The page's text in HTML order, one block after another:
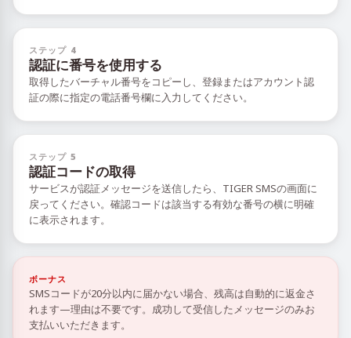
ステップ 4
認証に番号を使用する
取得したバーチャル番号をコピーし、登録またはアカウント認
証の際に指定の電話番号欄に入力してください。
ステップ 5
認証コードの取得
サービスが認証メッセージを送信したら、TIGER SMSの画面に
戻ってください。確認コードは該当する有効な番号の横に明確
に表示されます。
ボーナス
SMSコードが20分以内に届かない場合、残高は自動的に返金さ
れます—理由は不要です。成功して受信したメッセージのみお
支払いいただきます。